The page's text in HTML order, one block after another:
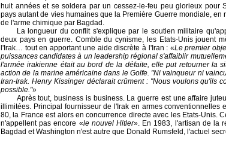
huit années et se soldera par un cessez-le-feu peu glorieux pour
pays autant de vies humaines que la Première Guerre mondiale, en
de l'arme chimique par Bagdad.
La longueur du conflit s'explique par le soutien militaire
deux pays en guerre. Comble du cynisme, les Etats-Unis jouent
l'Irak… tout en apportant une aide discrète à l'Iran : «Le premier
puissances candidates à un leadership régional s'affaiblir
l'armée irakienne était au bord de la défaite, elle put retourner la
action de la marine américaine dans le Golfe. "Ni vainqueur ni
Iran-Irak. Henry Kissinger déclarait crûment : "Nous voulons qu'ils
possible."»
Après tout, business is business. La guerre est une affaire
illimitées. Principal fournisseur de l'Irak en armes conventionnelles
80, la France est alors en concurrence directe avec les Etats-Unis.
n'appellent pas encore «le nouvel Hitler». En 1983, l'artisan de la
Bagdad et Washington n'est autre que Donald Rumsfeld, l'actuel